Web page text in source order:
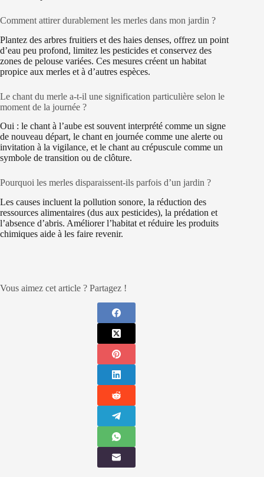
Comment attirer durablement les merles dans mon jardin ?
Plantez des arbres fruitiers et des haies denses, offrez un point
d’eau peu profond, limitez les pesticides et conservez des
zones de pelouse variées. Ces mesures créent un habitat
propice aux merles et à d’autres espèces.
Le chant du merle a-t-il une signification particulière selon le
moment de la journée ?
Oui : le chant à l’aube est souvent interprété comme un signe
de nouveau départ, le chant en journée comme une alerte ou
invitation à la vigilance, et le chant au crépuscule comme un
symbole de transition ou de clôture.
Pourquoi les merles disparaissent-ils parfois d’un jardin ?
Les causes incluent la pollution sonore, la réduction des
ressources alimentaires (dus aux pesticides), la prédation et
l’absence d’abris. Améliorer l’habitat et réduire les produits
chimiques aide à les faire revenir.
Vous aimez cet article ? Partagez !